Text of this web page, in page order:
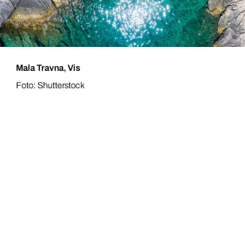
Mala Travna, Vis
Foto: Shutterstock